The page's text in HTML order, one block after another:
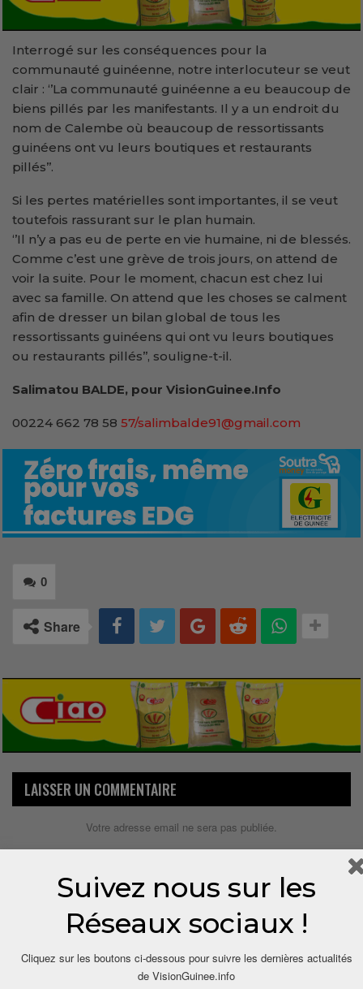
Interrogé sur les conséquences pour la
communauté guinéenne, notre interlocuteur se veut
clair : ‘’La communauté guinéenne a eu beaucoup de
biens pillés par les manifestants. Il y a un endroit du
nom de Calembe où beaucoup de ressortissants
guinéens ont vu leurs boutiques et restaurants
pillés’’.
Si les pertes matérielles sont importantes, il se veut
toutefois rassurant sur le plan humain.
‘’Il n’y a pas eu de perte en vie humaine, ni de blessés.
Comme c’est une grève de trois jours, on attend de
voir la suite. Pour le moment, chacun est chez lui
avec sa famille. On attend que les choses se calment
afin de dresser un bilan global de tous les
ressortissants guinéens qui ont vu leurs boutiques
ou restaurants pillés’’, souligne-t-il.
Salimatou BALDE, pour VisionGuinee.Info
00224 662 78 58 57/salimbalde91@gmail.com
0
Share
LAISSER UN COMMENTAIRE
Votre adresse email ne sera pas publiée.
Suivez nous sur les
Réseaux sociaux !
Cliquez sur les boutons ci-dessous pour suivre les dernières actualités
de VisionGuinee.info